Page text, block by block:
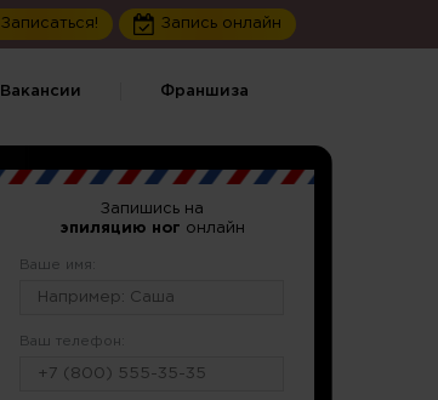
Записаться! Запись онлайн
Вакансии Франшиза
Запишись на
эпиляцию ног онлайн
Ваше имя:
Ваш телефон: